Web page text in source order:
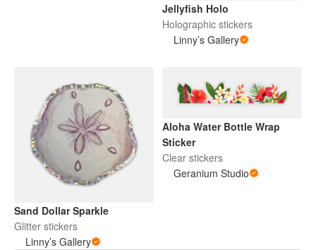
Jellyfish Holo
Holographic stickers
Linny’s Gallery
Sand Dollar Sparkle
Glitter stickers
Linny’s Gallery
Aloha Water Bottle Wrap
Sticker
Clear stickers
Geranium Studio